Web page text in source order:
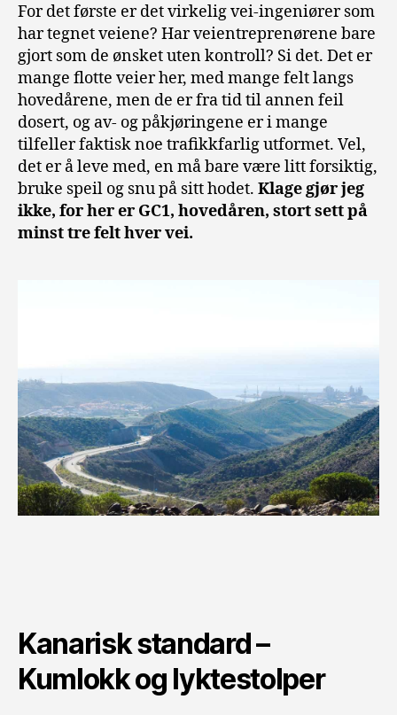
For det første er det virkelig vei-ingeniører som
har tegnet veiene? Har veientreprenørene bare
gjort som de ønsket uten kontroll? Si det. Det er
mange flotte veier her, med mange felt langs
hovedårene, men de er fra tid til annen feil
dosert, og av- og påkjøringene er i mange
tilfeller faktisk noe trafikkfarlig utformet. Vel,
det er å leve med, en må bare være litt forsiktig,
bruke speil og snu på sitt hodet. Klage gjør jeg
ikke, for her er GC1, hovedåren, stort sett på
minst tre felt hver vei.
Kanarisk standard –
Kumlokk og lyktestolper